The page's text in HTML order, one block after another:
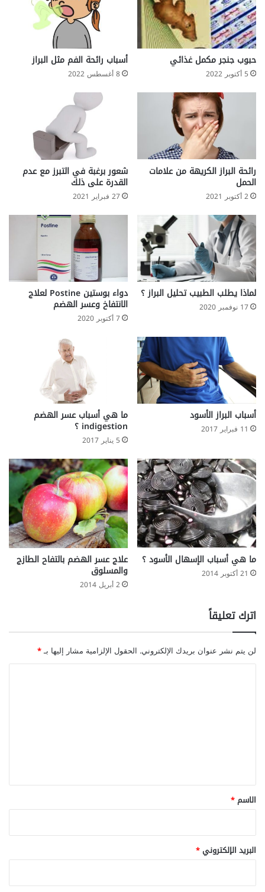
حبوب جنجر مكمل غذائي
5 أكتوبر 2022
أسباب رائحة الفم مثل البراز
8 أغسطس 2022
رائحة البراز الكريهة من علامات
الحمل
2 أكتوبر 2021
شعور برغبة في التبرز مع عدم
القدرة على ذلك
27 فبراير 2021
لماذا يطلب الطبيب تحليل البراز ؟
17 نوفمبر 2020
دواء بوستين Postine لعلاج
الانتفاخ وعسر الهضم
7 أكتوبر 2020
أسباب البراز الأسود
11 فبراير 2017
ما هي أسباب عسر الهضم
indigestion ؟
5 يناير 2017
ما هي أسباب الإسهال الأسود ؟
21 أكتوبر 2014
علاج عسر الهضم بالتفاح الطازج
والمسلوق
2 أبريل 2014
اترك تعليقاً
لن يتم نشر عنوان بريدك الإلكتروني. الحقول الإلزامية مشار إليها بـ*
*
الاسم*
البريد الإلكتروني*